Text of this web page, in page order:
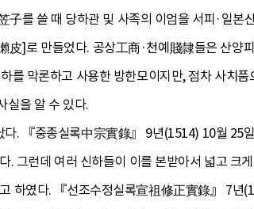
子를 쓸 때 당하관 및 사족의 이엄을 서피·일
皮]로 만들었다. 공상工商·천예賤隷들은 산양
를 막론하고 사용한 방한모이지만, 점차 사치
실을 알 수 있다.
. 『중종실록中宗實錄』 9년(1514) 10월 25
. 그런데 여러 신하들이 이를 본받아서 넓고 크
하였다. 『선조수정실록宣祖修正實錄』 7년